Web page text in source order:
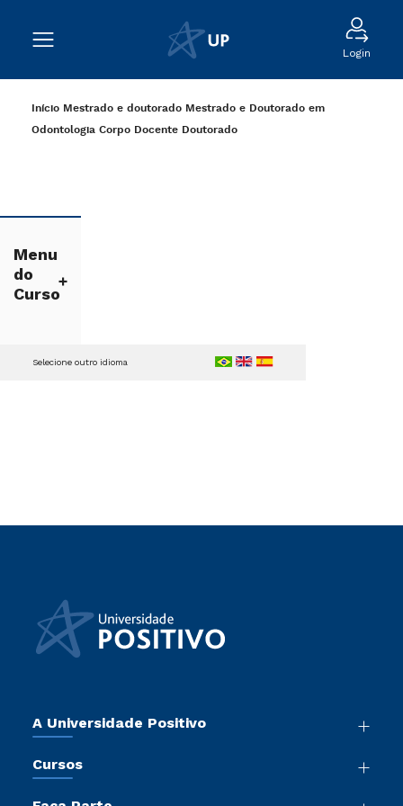
Login
Início Mestrado e doutorado Mestrado e Doutorado em
Odontologia Corpo Docente Doutorado
Menu
do
Curso
Selecione outro idioma
A Universidade Positivo
Sala de Imprensa
Cursos